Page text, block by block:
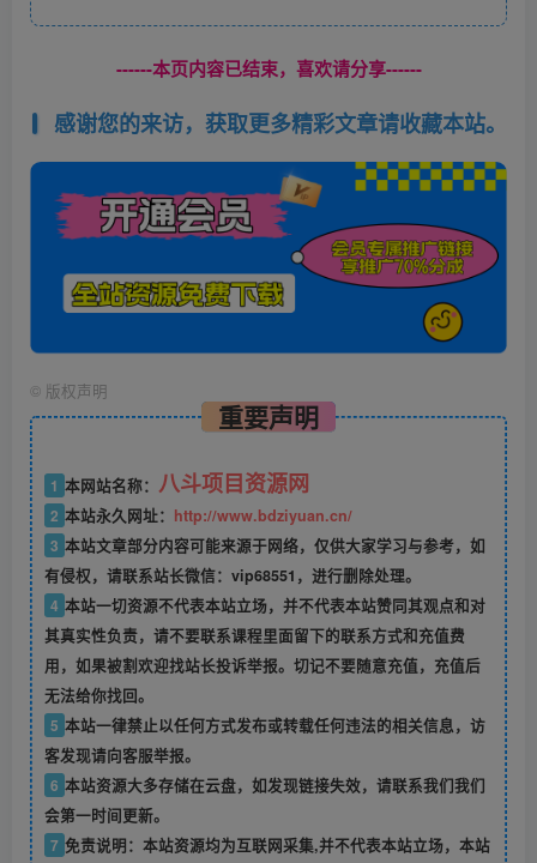
------本页内容已结束，喜欢请分享------
感谢您的来访，获取更多精彩文章请收藏本站。
© 版权声明
重要声明
1 本网站名称： 八斗项目资源网
2 本站永久网址： http://www.bdziyuan.cn/
3 本站文章部分内容可能来源于网络，仅供大家学习与参考，如
有侵权，请联系站长微信：vip68551，进行删除处理。
4 本站一切资源不代表本站立场，并不代表本站赞同其观点和对
其真实性负责，请不要联系课程里面留下的联系方式和充值费
用，如果被割欢迎找站长投诉举报。切记不要随意充值，充值后
无法给你找回。
5 本站一律禁止以任何方式发布或转载任何违法的相关信息，访
客发现请向客服举报。
6 本站资源大多存储在云盘，如发现链接失效，请联系我们我们
会第一时间更新。
7 免责说明：本站资源均为互联网采集,并不代表本站立场，本站